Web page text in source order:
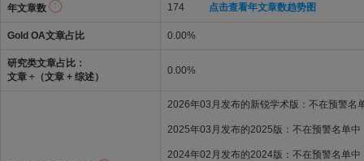
年文章数 174 点击查看年文章数趋势图
Gold OA文章占比 0.00%
研究类文章占比：
文章 ÷（文章 + 综述）
0.00%
2026年03月发布的新锐学术版：不在预警名
2025年03月发布的2025版：不在预警名单中
2024年02月发布的2024版：不在预警名单中